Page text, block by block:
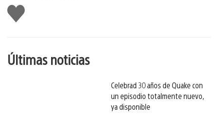
Me
gusta
Últimas noticias
Celebrad 30 años de Quake con
un episodio totalmente nuevo,
ya disponible